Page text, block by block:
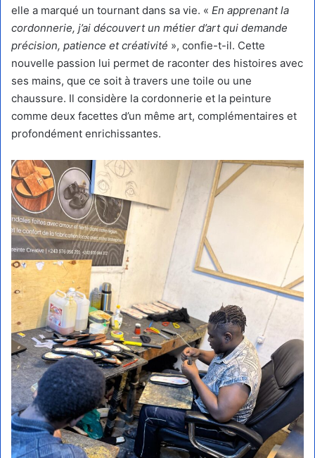
elle a marqué un tournant dans sa vie. « En apprenant la
cordonnerie, j’ai découvert un métier d’art qui demande
précision, patience et créativité », confie-t-il. Cette
nouvelle passion lui permet de raconter des histoires avec
ses mains, que ce soit à travers une toile ou une
chaussure. Il considère la cordonnerie et la peinture
comme deux facettes d’un même art, complémentaires et
profondément enrichissantes.